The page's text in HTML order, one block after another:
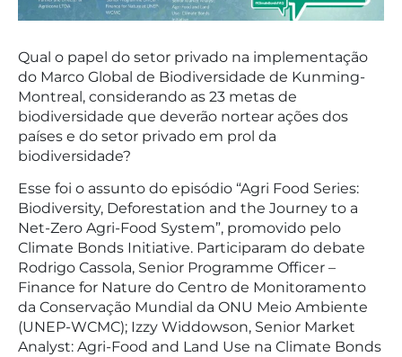
Qual o papel do setor privado na implementação
do Marco Global de Biodiversidade de Kunming-
Montreal, considerando as 23 metas de
biodiversidade que deverão nortear ações dos
países e do setor privado em prol da
biodiversidade?
Esse foi o assunto do episódio “Agri Food Series:
Biodiversity, Deforestation and the Journey to a
Net-Zero Agri-Food System”, promovido pelo
Climate Bonds Initiative. Participaram do debate
Rodrigo Cassola, Senior Programme Officer –
Finance for Nature do Centro de Monitoramento
da Conservação Mundial da ONU Meio Ambiente
(UNEP-WCMC); Izzy Widdowson, Senior Market
Analyst: Agri-Food and Land Use na Climate Bonds